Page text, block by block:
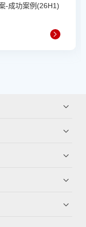
-成功案例(26H1)